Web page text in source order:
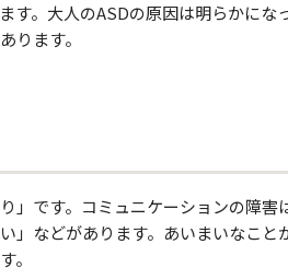
。大人のASDの原因は明らかにな
ります。
」です。コミュニケーションの障害
」などがあります。あいまいなこと
。